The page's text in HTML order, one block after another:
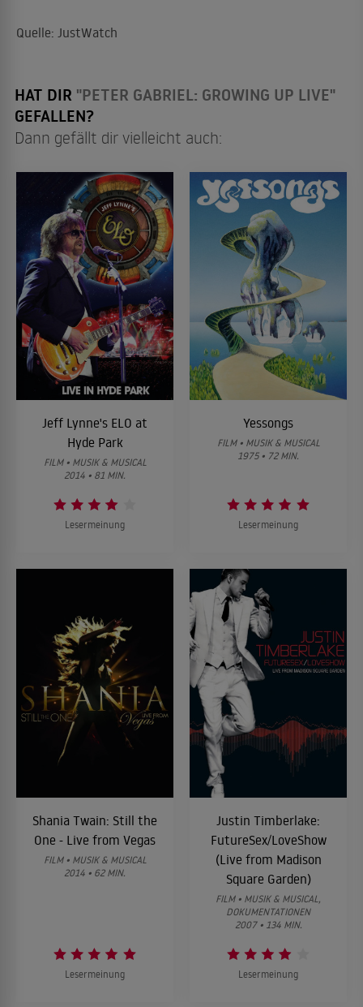
Quelle: JustWatch
HAT DIR "PETER GABRIEL: GROWING UP LIVE"
GEFALLEN?
Dann gefällt dir vielleicht auch:
Jeff Lynne's ELO at
Hyde Park
FILM • MUSIK & MUSICAL
2014 • 81 MIN.
Lesermeinung
Yessongs
FILM • MUSIK & MUSICAL
1975 • 72 MIN.
Lesermeinung
Shania Twain: Still the
One - Live from Vegas
FILM • MUSIK & MUSICAL
2014 • 62 MIN.
Lesermeinung
Justin Timberlake:
FutureSex/LoveShow
(Live from Madison
Square Garden)
FILM • MUSIK & MUSICAL,
DOKUMENTATIONEN
2007 • 134 MIN.
Lesermeinung